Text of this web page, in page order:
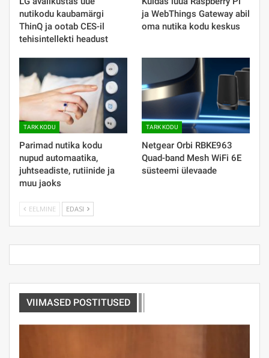
nutikodu kaubamärgi
ThinQ ja ootab CES-il
tehisintellekti headust
ja WebThings Gateway abil
oma nutika kodu keskus
TARK KODU
Parimad nutika kodu
nupud automaatika,
juhtseadiste, rutiinide ja
muu jaoks
TARK KODU
Netgear Orbi RBKE963
Quad-band Mesh WiFi 6E
süsteemi ülevaade
EELMINE EDASI
VIIMASED POSTITUSED